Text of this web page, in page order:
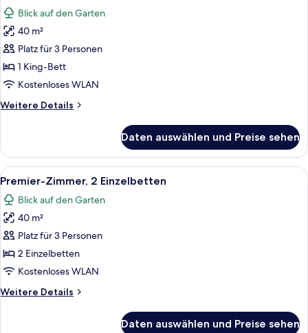
für
Premier-
Zimmer,
1 King-
Bett
Blick auf den Garten
40 m²
Platz für 3 Personen
1 King-Bett
Kostenloses WLAN
Weitere Details
Weitere
Zimmer,
1 King-
Bett
Daten auswählen und Preise sehen
Alle
Fotos
für
Premier-
Zimmer,
2 Einzelbetten
anzeigen
Ein Hotelzimmer mit Bett,
4
Premier-Zimmer, 2 Einzelbetten
Blick auf den Garten
40 m²
Platz für 3 Personen
2 Einzelbetten
Kostenloses WLAN
Weitere Details
Weitere
Daten auswählen und Preise sehen